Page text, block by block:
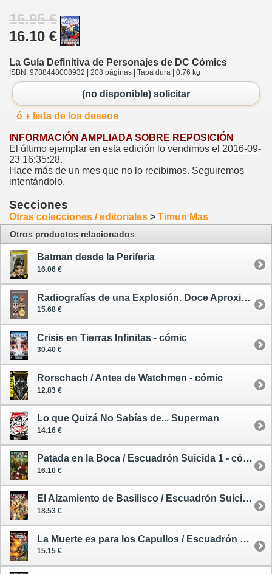
16.95 €
16.10 €
La Guía Definitiva de Personajes de DC Cómics
ISBN: 9788448008932 | 208 páginas | Tapa dura | 0.76 kg
(no disponible) solicitar
ó + lista de los deseos
INFORMACIÓN AMPLIADA SOBRE REPOSICIÓN
El último ejemplar en esta edición lo vendimos el 2016-09-
23 16:35:28.
Hace más de un mes que no lo recibimos. Seguiremos
intentándolo.
Secciones
Otras colecciones / editoriales > Timun Mas
Otros productos relacionados
Batman desde la Periferia
16.06 €
Radiografías de una Explosión. Doce Aproximaciones Concéntricas a Watchmen
15.68 €
Crisis en Tierras Infinitas - cómic
30.40 €
Rorschach / Antes de Watchmen - cómic
12.83 €
Lo que Quizá No Sabías de... Superman
14.16 €
Patada en la Boca / Escuadrón Suicida 1 - cómic
16.10 €
El Alzamiento de Basilisco / Escuadrón Suicida 2 - cómic
18.53 €
La Muerte es para los Capullos / Escuadrón Suicida 3 - cómic
15.15 €